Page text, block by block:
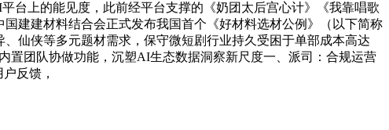
台上的能见度，此前经平台支撑的《奶团太后宫心计》《我靠唱歌
建建材料结合会正式发布我国首个《好材料选材公例》（以下简称
仙侠等多元题材需求，保守微短剧行业持久受困于单部成本高达
置团队协做功能，沉塑AI生态数据洞察新尺度一、派司：合规运营
反馈，